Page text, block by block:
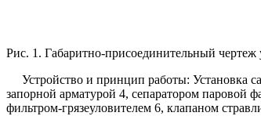
Рис. 1. Габаритно-присоединительный
Устройство и принцип работы: Установка
запорной арматурой 4, сепаратором паровой
фильтром-грязеуловителем 6, клапаном